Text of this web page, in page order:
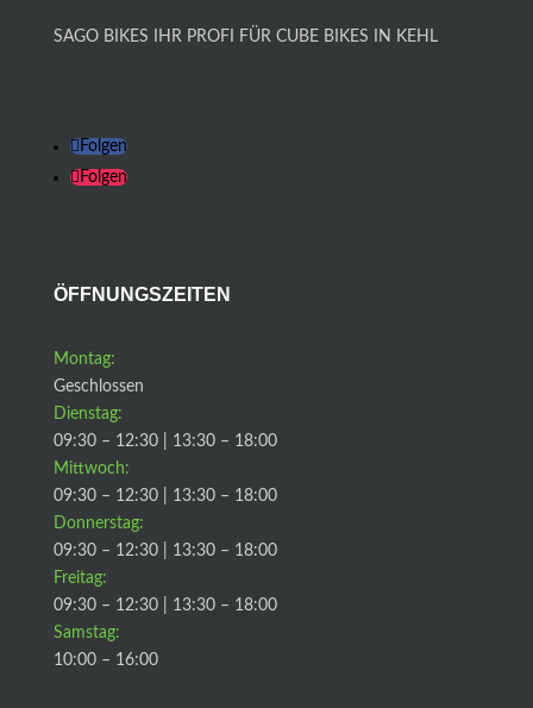
SAGO BIKES IHR PROFI FÜR CUBE BIKES IN KEHL
Folgen
Folgen
ÖFFNUNGSZEITEN
Montag:
Geschlossen
Dienstag:
09:30 – 12:30 | 13:30 – 18:00
Mittwoch:
09:30 – 12:30 | 13:30 – 18:00
Donnerstag:
09:30 – 12:30 | 13:30 – 18:00
Freitag:
09:30 – 12:30 | 13:30 – 18:00
Samstag:
10:00 – 16:00